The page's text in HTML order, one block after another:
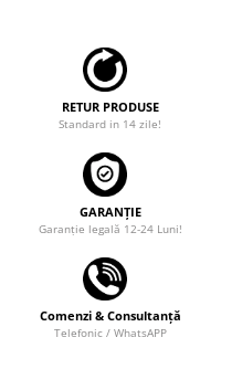
RETUR PRODUSE
Standard in 14 zile!
GARANȚIE
Garanţie legală 12-24 Luni!
Comenzi & Consultanță
Telefonic / WhatsAPP